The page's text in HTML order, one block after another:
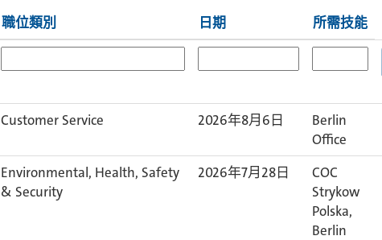
職位類別 日期 所需技能
Customer Service 2026年8月6日
Berlin
Office
Environmental, Health, Safety
& Security
2026年7月28日
COC
Strykow
Polska,
Berlin